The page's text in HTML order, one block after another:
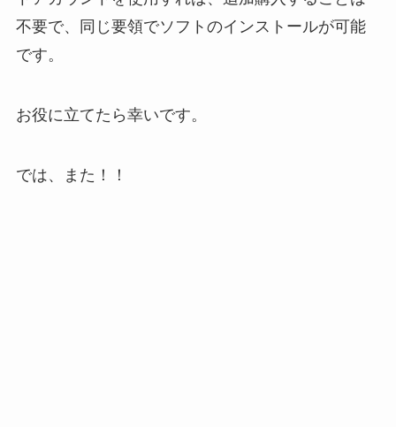
不要で、同じ要領でソフトのインストールが可能
です。
お役に立てたら幸いです。
では、また！！